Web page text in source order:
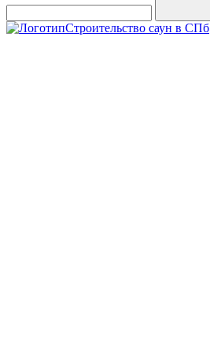
Строительство саун в СПб